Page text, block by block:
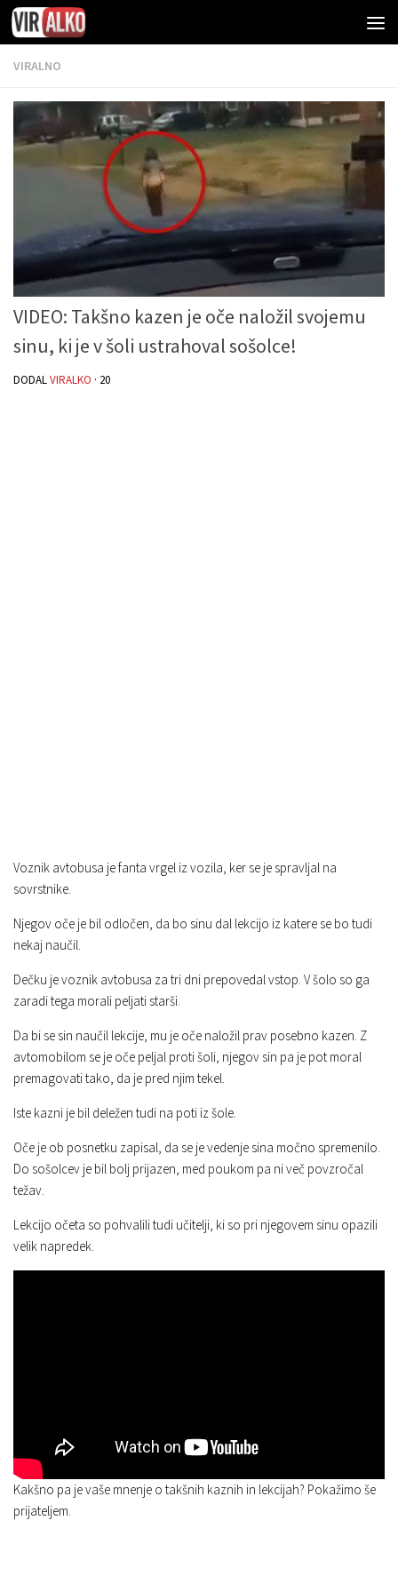
VIRALNO
VIDEO: Takšno kazen je oče naložil svojemu
sinu, ki je v šoli ustrahoval sošolce!
DODALVIRALKO · 20
Voznik avtobusa je fanta vrgel iz vozila, ker se je spravljal na
sovrstnike.
Njegov oče je bil odločen, da bo sinu dal lekcijo iz katere se bo tudi
nekaj naučil.
Dečku je voznik avtobusa za tri dni prepovedal vstop. V šolo so ga
zaradi tega morali peljati starši.
Da bi se sin naučil lekcije, mu je oče naložil prav posebno kazen. Z
avtomobilom se je oče peljal proti šoli, njegov sin pa je pot moral
premagovati tako, da je pred njim tekel.
Iste kazni je bil deležen tudi na poti iz šole.
Oče je ob posnetku zapisal, da se je vedenje sina močno spremenilo.
Do sošolcev je bil bolj prijazen, med poukom pa ni več povzročal
težav.
Lekcijo očeta so pohvalili tudi učitelji, ki so pri njegovem sinu opazili
velik napredek.
Kakšno pa je vaše mnenje o takšnih kaznih in lekcijah? Pokažimo še
prijateljem.